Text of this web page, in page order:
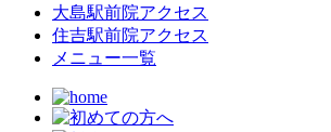
大島駅前院アクセス
住吉駅前院アクセス
メニュー一覧